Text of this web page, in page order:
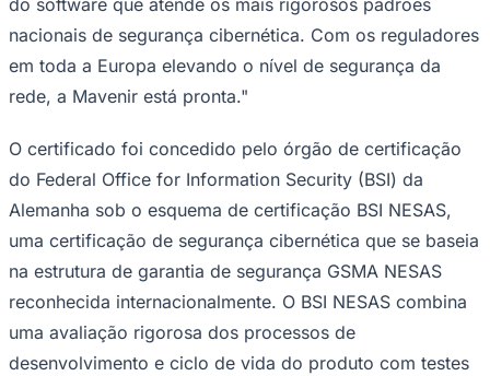
Corinthians
nacionais de segurança cibernética. Com os reguladores
em toda a Europa elevando o nível de segurança da
rede, a Mavenir está pronta."
O certificado foi concedido pelo órgão de certificação
do Federal Office for Information Security (BSI) da
Alemanha sob o esquema de certificação BSI NESAS,
uma certificação de segurança cibernética que se baseia
na estrutura de garantia de segurança GSMA NESAS
reconhecida internacionalmente. O BSI NESAS combina
uma avaliação rigorosa dos processos de
desenvolvimento e ciclo de vida do produto com testes